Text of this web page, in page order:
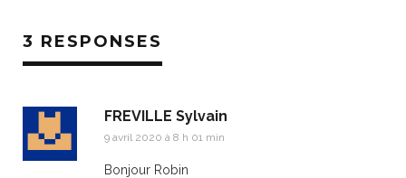
3 RESPONSES
FREVILLE Sylvain
9 avril 2020 à 8 h 01 min
Bonjour Robin